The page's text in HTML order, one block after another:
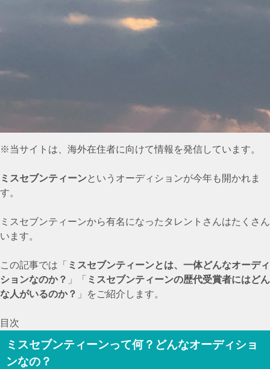
※当サイトは、海外在住者に向けて情報を発信しています。
ミスセブンティーンというオーディションが今年も開かれま
す。
ミスセブンティーンから有名になったタレントさんはたくさん
います。
この記事では「 ミスセブンティーンとは、一体どんなオーディ
ションなのか？ 」「 ミスセブンティーンの歴代受賞者にはどん
な人がいるのか？ 」をご紹介します。
目次
ミスセブンティーンって何？どんなオーディショ
ンなの？